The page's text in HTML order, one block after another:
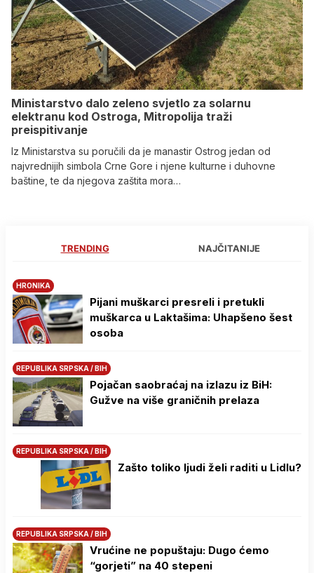
Ministarstvo dalo zeleno svjetlo za solarnu
elektranu kod Ostroga, Mitropolija traži
preispitivanje
Iz Ministarstva su poručili da je manastir Ostrog jedan od
najvrednijih simbola Crne Gore i njene kulturne i duhovne
baštine, te da njegova zaštita mora…
TRENDING NAJČITANIJE
HRONIKA
Pijani muškarci presreli i pretukli
muškarca u Laktašima: Uhapšeno šest
osoba
REPUBLIKA SRPSKA / BIH
Pojačan saobraćaj na izlazu iz BiH:
Gužve na više graničnih prelaza
REPUBLIKA SRPSKA / BIH
Zašto toliko ljudi želi raditi u Lidlu?
REPUBLIKA SRPSKA / BIH
Vrućine ne popuštaju: Dugo ćemo
“gorjeti” na 40 stepeni